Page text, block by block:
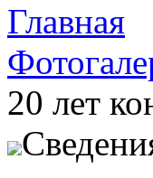
Главная
20 лет